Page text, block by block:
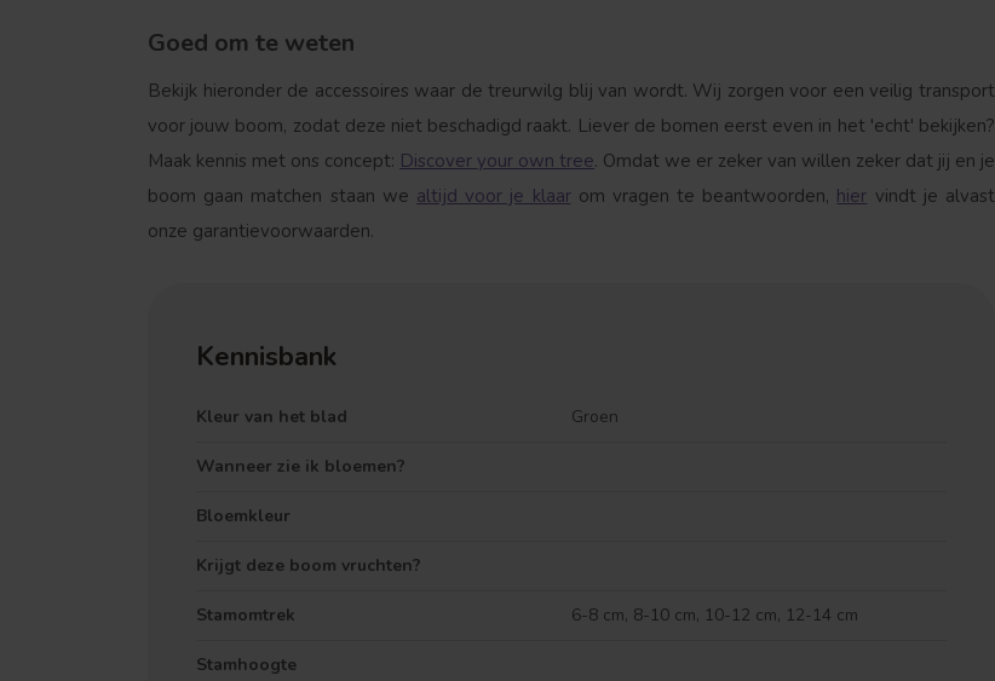
Goed om te weten
Bekijk hieronder de accessoires waar de treurwilg blij van wordt. Wij zorgen voor een veilig transport
voor jouw boom, zodat deze niet beschadigd raakt. Liever de bomen eerst even in het 'echt' bekijken?
Maak kennis met ons concept: Discover your own tree. Omdat we er zeker van willen zeker dat jij en je
boom gaan matchen staan we altijd voor je klaarom vragen te beantwoorden, hier vindt je alvast
onze garantievoorwaarden.
Kennisbank
Kleur van het blad Groen
Wanneer zie ik bloemen?
Bloemkleur
Krijgt deze boom vruchten?
Stamomtrek 6-8 cm, 8-10 cm, 10-12 cm, 12-14 cm
Stamhoogte